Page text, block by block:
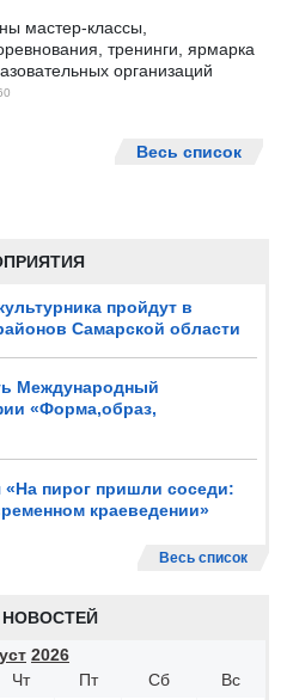
пройдут в
Самарской области
Международный
«Форма,образ,
пирог пришли соседи:
краеведении»
Весь список
НОВОСТЕЙ
2026
Чт Пт Сб
Вс
мастер-классы,
тренинги, ярмарка
организаций
Весь список